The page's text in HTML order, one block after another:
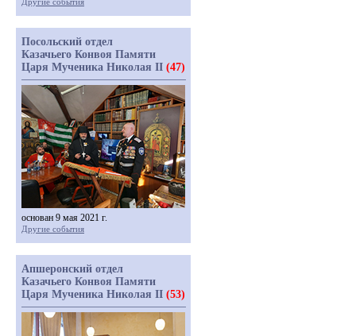
Посольский отдел
Казачьего Конвоя Памяти
Царя Мученика Николая II (47)
основан 9 мая 2021 г.
Другие события
Апшеронский отдел
Казачьего Конвоя Памяти
Царя Мученика Николая II (53)